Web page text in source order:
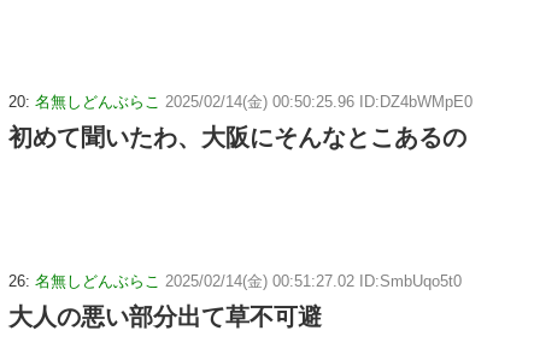
20: 名無しどんぶらこ 2025/02/14(金) 00:50:25.96 ID:DZ4bWMpE0
初めて聞いたわ、大阪にそんなとこあるの
26: 名無しどんぶらこ 2025/02/14(金) 00:51:27.02 ID:SmbUqo5t0
大人の悪い部分出て草不可避